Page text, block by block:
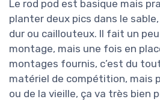
Le rod pod est basique mais
planter deux pics dans le
dur ou caillouteux. Il fait un
montage, mais une fois en
montages fournis, c’est du
matériel de compétition, mais
ou de la vieille, ça va très bien